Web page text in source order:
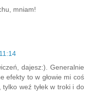
mniam!
dajesz:). Generalnie
efekty to w głowie mi coś
weź tyłek w troki i do